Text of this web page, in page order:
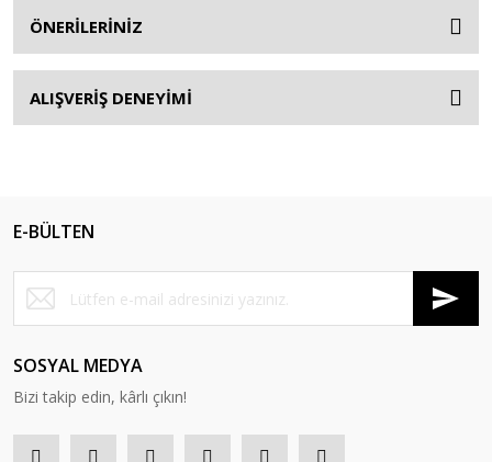
ÖNERİLERİNİZ
ALIŞVERİŞ DENEYİMİ
E-BÜLTEN
SOSYAL MEDYA
Bizi takip edin, kârlı çıkın!